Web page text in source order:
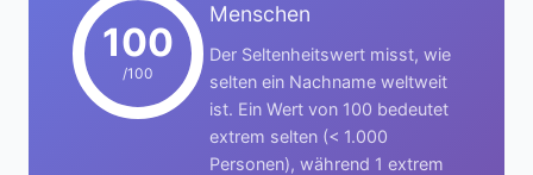
100
/100
Menschen
Der Seltenheitswert misst, wie
selten ein Nachname weltweit
ist. Ein Wert von 100 bedeutet
extrem selten (< 1.000
Personen), während 1 extrem